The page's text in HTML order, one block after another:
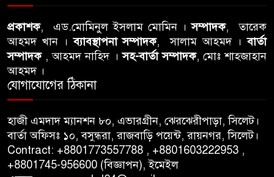
আবু তালহা চৌধুরী দ্বিতীয় বারের
মত টাওয়ার হ‍্যামলেটস কাউন্সিলের
গণবিজ্ঞপ্তি নিয়ে সিলেট অনলাইন
প্রেসক্লাবে বিশ্ব মুক্ত গণমাধ্যম দিবসে
সমালোচনা
প্রকাশক, এড.মোমিনুল ইসলাম মোমিন ।সম্পাদক, তারেক
আহমদ খান ।ব্যাবস্থাপনা সম্পাদক, সালাম আহমদ ।বার্তা
সম্পাদক, আহমদ নাহিদ ।সহ-বার্তা সম্পাদক, মোঃ শাহজাহান
আহমদ ।
যোগাযোগের ঠিকানা
হাজী এমদাদ ম্যানশন ৮০, এভারগ্রীন, ঝেরঝেরীপাড়া, সিলেট।
বার্তা অফিসঃ ১০, বসুন্ধরা, রাজবাড়ি পয়েন্ট, রায়নগর, সিলেট।
Contract: +8801773557788 , +8801603222953 ,
+8801745-956600 (বিজ্ঞাপন), ইমেইল